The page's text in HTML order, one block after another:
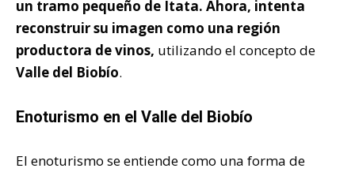
un tramo pequeño de Itata. Ahora, intenta
reconstruir su imagen como una región
productora de vinos, utilizando el concepto de
Valle del Biobío.
Enoturismo en el Valle del Biobío
El enoturismo se entiende como una forma de